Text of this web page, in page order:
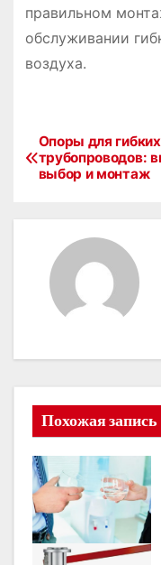
правильном
обслуживании
воздуха.
Н
ц
я
п
о
з
Опоры для гибких
трубопроводов:
выбор и монтаж
Похожая запись